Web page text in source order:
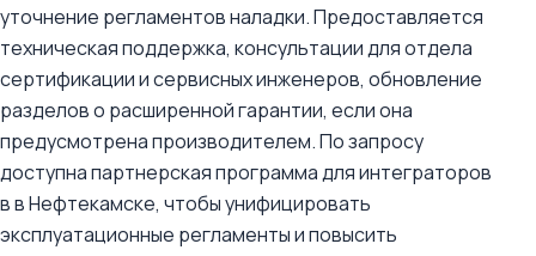
уточнение регламентов наладки. Предоставляется
техническая поддержка, консультации для отдела
сертификации и сервисных инженеров, обновление
разделов о расширенной гарантии, если она
предусмотрена производителем. По запросу
доступна партнерская программа для интеграторов
в в Нефтекамске, чтобы унифицировать
эксплуатационные регламенты и повысить